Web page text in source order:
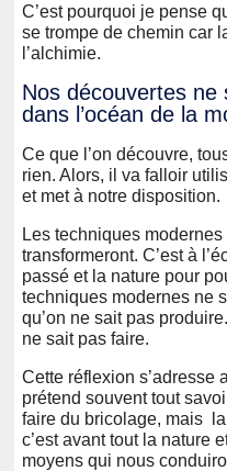
C’est pourquoi je pense
se trompe de chemin car
l’alchimie.
Nos découvertes ne
dans l’océan de la
Ce que l’on découvre,
rien. Alors, il va falloir
et met à notre disposition.
Les techniques
transformeront. C’est à
passé et la nature pour
techniques modernes ne
qu’on ne sait pas
ne sait pas faire.
Cette réflexion s’adresse
prétend souvent tout
faire du bricolage, mais la
c’est avant tout la nature
moyens qui nous